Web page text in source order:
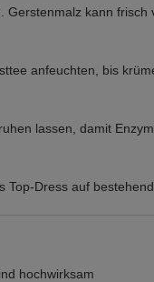
kann frisch
anfeuchten, bis
lassen, damit
Dress auf
hochwirksam